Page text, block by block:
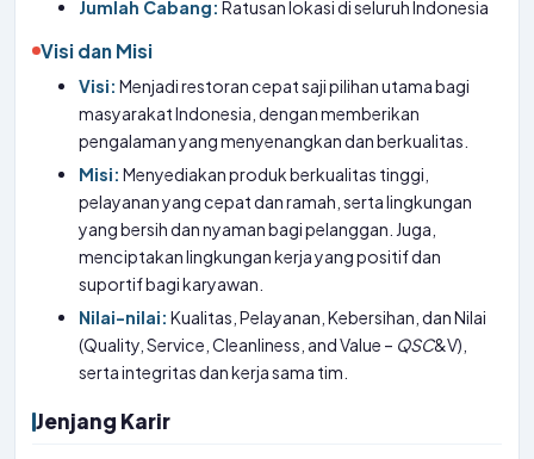
Jumlah Cabang: Ratusan lokasi di seluruh Indonesia
Visi dan Misi
Visi: Menjadi restoran cepat saji pilihan utama bagi
masyarakat Indonesia, dengan memberikan
pengalaman yang menyenangkan dan berkualitas.
Misi: Menyediakan produk berkualitas tinggi,
pelayanan yang cepat dan ramah, serta lingkungan
yang bersih dan nyaman bagi pelanggan. Juga,
menciptakan lingkungan kerja yang positif dan
suportif bagi karyawan.
Nilai-nilai: Kualitas, Pelayanan, Kebersihan, dan Nilai
(Quality, Service, Cleanliness, and Value – QSC&V),
serta integritas dan kerja sama tim.
Jenjang Karir